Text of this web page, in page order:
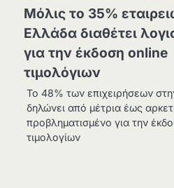
Μόλις το 35%
Ελλάδα διαθέτει
για την έκδοση online
τιμολόγιων
Το 48% των επιχειρήσεων
δηλώνει από μέτρια έως
προβληματισμένο για την
τιμολογίων